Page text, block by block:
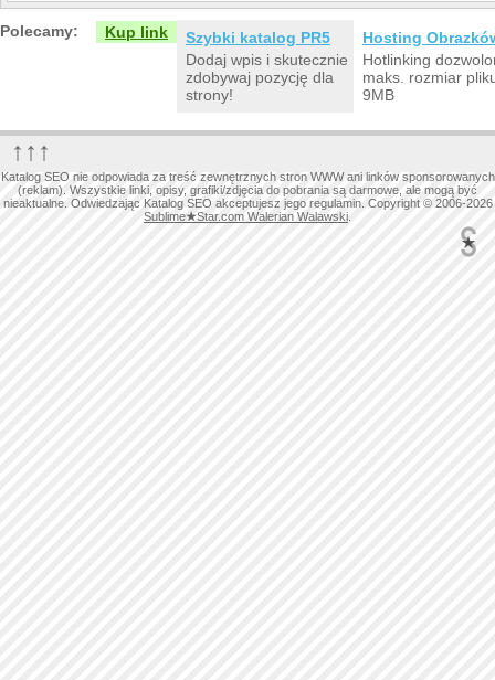
Polecamy: Kup link
Szybki katalog PR5
Dodaj wpis i skutecznie
zdobywaj pozycję dla
strony!
Hosting
Hotlinking
maks. rozmiar
9MB
↑↑↑
Katalog SEO nie odpowiada za treść zewnętrznych stron WWW ani linków sponsorowanych
(reklam). Wszystkie linki, opisy, grafiki/zdjęcia do pobrania są darmowe, ale mogą być
nieaktualne. Odwiedzając Katalog SEO akceptujesz jego regulamin. Copyright © 2006-2026
Sublime★Star.com Walerian Walawski